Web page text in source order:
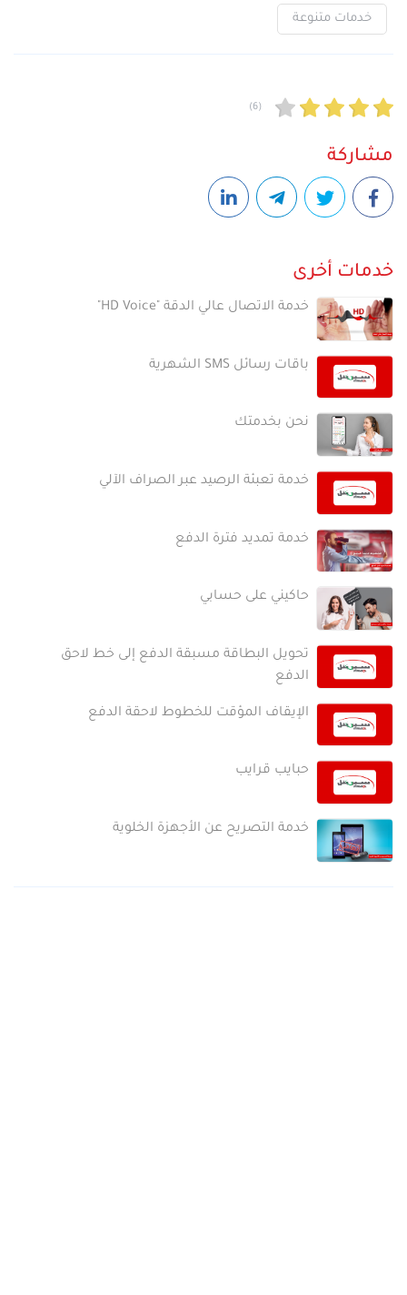
خدمات متنوعة
(6)
مشاركة
خدمات أخرى
خدمة الاتصال عالي الدقة "HD Voice"
باقات رسائل SMS الشهرية
نحن بخدمتك
خدمة تعبئة الرصيد عبر الصراف الآلي
خدمة تمديد فترة الدفع
حاكيني على حسابي
تحويل البطاقة مسبقة الدفع إلى خط لاحق
الدفع
الإيقاف المؤقت للخطوط لاحقة الدفع
حبايب قرايب
خدمة التصريح عن الأجهزة الخلوية